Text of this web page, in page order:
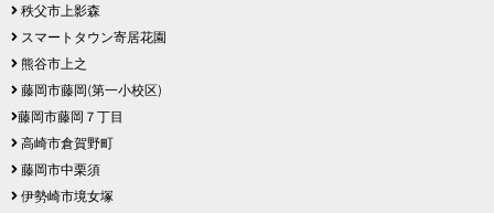
秩父市上影森
スマートタウン寄居花園
熊谷市上之
藤岡市藤岡(第一小校区)
藤岡市藤岡７丁目
高崎市倉賀野町
藤岡市中栗須
伊勢崎市境女塚